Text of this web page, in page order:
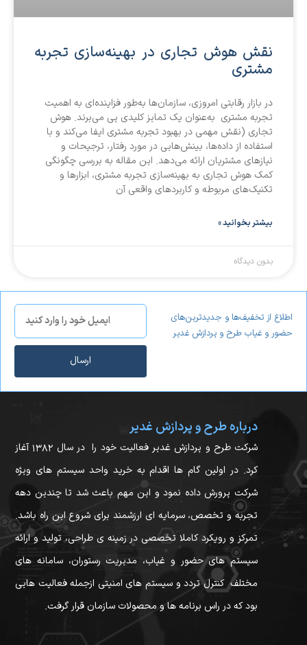
نقش هوش تجاری در بهینه‌سازی تجربه
مشتری
در بازار رقابتی امروزی، سازمان‌ها به‌طور فزاینده‌ای به اهمیت
تجربه مشتری به‌عنوان یک تمایز کلیدی پی می‌برند. هوش
تجاری (نقش مهمی در بهبود تجربه مشتری ایفا می‌کند و با
استفاده از داده‌ها، بینش‌هایی در مورد رفتار، ترجیحات و
نیازهای مشتریان ارائه می‌دهد. این مقاله به بررسی چگونگی
کمک هوش تجاری به بهینه‌سازی تجربه مشتری، ابزارها و
تکنیک‌های مربوطه و کاربردهای واقعی آن
بیشتر بخوانید »
بدون دیدگاه
اطلاع از تخفیف‌ها و جدیدترین‌های
حضور و غیاب طرح و پردازش غدیر
ارسال
درباره طرح و پردازش غدیر
شرکت طرح و پردازش غدیر فعالیت خود را در سال ۱۳۸۲ آغاز
کرد. در اولین گام ها اقدام به خرید واحد سیستم های ویژه
شرکت پرورش داده نمود و این مهم باعث شد تا چندین دهه
تجربه و تخصص، سرمایه ای ارزشمند برای شروع این راه باشد.
تمرکز و رویکرد کاملا تخصصی در زمینه ی طراحی، تولید و ارائه
سیستم های حضور و غیاب، مدیریت رستوران، سامانه های
مختلف کنترل تردد و سیستم های امنیتی ازجمله فعالیت هایی
بود که در راس برنامه ها و محصولات سازمان قرار گرفت.